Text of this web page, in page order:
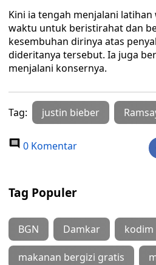
Kini ia tengah menjalani
waktu untuk beristirahat dan
kesembuhan dirinya atas
dideritanya tersebut. Ia juga
menjalani konsernya.
Tag: justin bieber
0 Komentar
Tag Populer
BGN Damkar kodim
makanan bergizi gratis